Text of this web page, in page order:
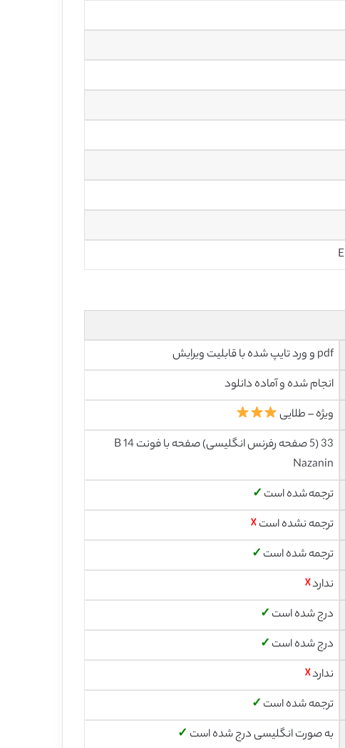
pdf و ورد تایپ شده با قابلیت ویرایش
انجام شده و آماده دانلود
ویژه – طلایی
33 (5 صفحه رفرنس انگلیسی) صفحه با فونت 14 B
Nazanin
ترجمه شده است ✓
ترجمه نشده است☓
ترجمه شده است ✓
ندارد☓
درج شده است ✓
درج شده است ✓
ندارد☓
ترجمه شده است ✓
به صورت انگلیسی درج شده است ✓